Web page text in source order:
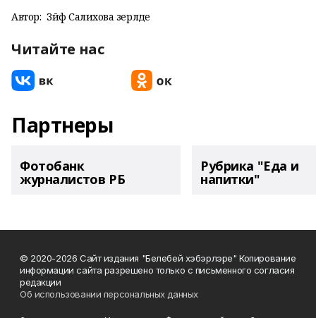
Автор: Зәйфә Салихова әзерләде
Читайте нас
Партнеры
Фотобанк
журналистов РБ
Рубрика "Еда и
напитки"
© 2020-2026 Сайт издания "Белебей хэбэрлэре" Копирование
информации сайта разрешено только с письменного согласия
редакции
Об использовании персональных данных